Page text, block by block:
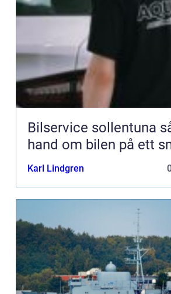
Bilservice sollentuna så tar du
hand om bilen på ett
Karl Lindgren